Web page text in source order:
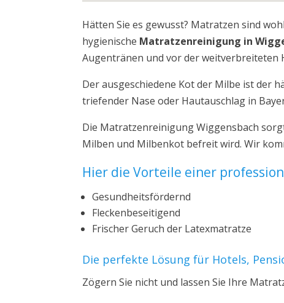
Hätten Sie es gewusst? Matratzen sind
hygienische Matratzenreinigung in
Augentränen und vor der weitverbreiteten
Der ausgeschiedene Kot der Milbe ist der
triefender Nase oder Hautauschlag in
Die Matratzenreinigung Wiggensbach
Milben und Milbenkot befreit wird. Wir
Hier die Vorteile einer
Gesundheitsfördernd
Fleckenbeseitigend
Frischer Geruch der Latexmatratze
Die perfekte Lösung für Hotels,
Zögern Sie nicht und lassen Sie Ihre